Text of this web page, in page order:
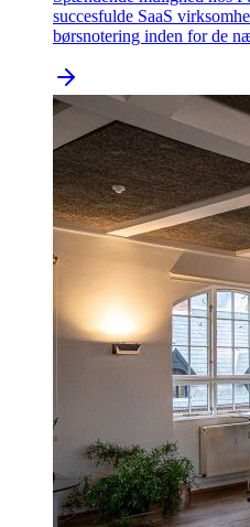
succesfulde SaaS
børsnotering inden for de